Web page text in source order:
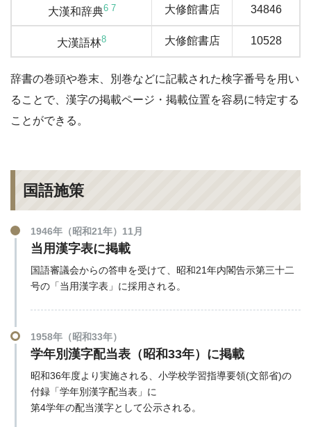
大漢和辞典6 7 大修館書店 34846
大漢語林8 大修館書店 10528
辞書の巻頭や巻末、別巻などに記載された検字番号を用い
ることで、漢字の掲載ページ・掲載位置を容易に特定する
ことができる。
国語施策
1946年（昭和21年）11月
当用漢字表に掲載
国語審議会からの答申を受けて、昭和21年内閣告示第三十二
号の「当用漢字表」に採用される。
1958年（昭和33年）
学年別漢字配当表（昭和33年）に掲載
昭和36年度より実施される、小学校学習指導要領(文部省)の
付録「学年別漢字配当表」に
第4学年の配当漢字として公示される。